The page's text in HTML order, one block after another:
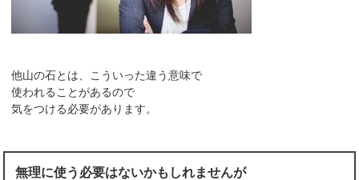
他山の石とは、こういった違う意味で
使われることがあるので
気をつける必要があります。
無理に使う必要はないかもしれませんが